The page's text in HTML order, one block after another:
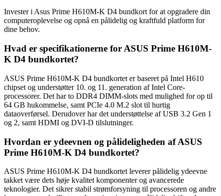
Invester i Asus Prime H610M-K D4 bundkort for at opgradere din
computeroplevelse og opnå en pålidelig og kraftfuld platform for
dine behov.
Hvad er specifikationerne for ASUS Prime H610M-
K D4 bundkortet?
ASUS Prime H610M-K D4 bundkortet er baseret på Intel H610
chipset og understøtter 10. og 11. generation af Intel Core-
processorer. Det har to DDR4 DIMM-slots med mulighed for op til
64 GB hukommelse, samt PCIe 4.0 M.2 slot til hurtig
dataoverførsel. Derudover har det understøttelse af USB 3.2 Gen 1
og 2, samt HDMI og DVI-D tilslutninger.
Hvordan er ydeevnen og pålideligheden af ASUS
Prime H610M-K D4 bundkortet?
ASUS Prime H610M-K D4 bundkortet leverer pålidelig ydeevne
takket være dets høje kvalitet komponenter og avancerede
teknologier. Det sikrer stabil strømforsyning til processoren og andre